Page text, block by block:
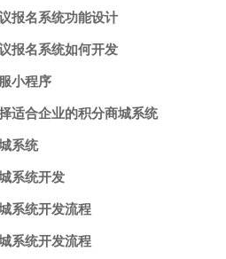
报名系统功能设计
报名系统如何开发
小程序
适合企业的积分商城系统
系统
系统开发
系统开发流程
系统开发流程